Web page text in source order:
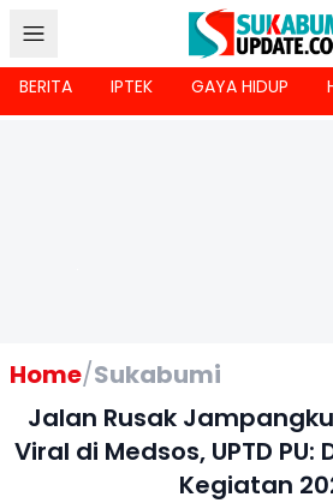
BERITA IPTEK GAYA HIDUP
Home/Sukabumi
Jalan Rusak
Viral di Medsos, UPTD
Kegiatan